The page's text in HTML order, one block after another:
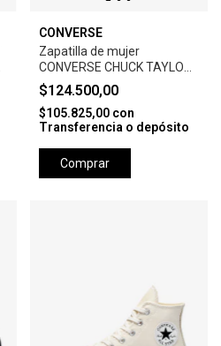
CONVERSE
Zapatilla de mujer
CONVERSE CHUCK TAYLOR
ALL STAR PLATFORM -
WHITE
$124.500,00
$105.825,00 con
Transferencia o depósito
Comprar